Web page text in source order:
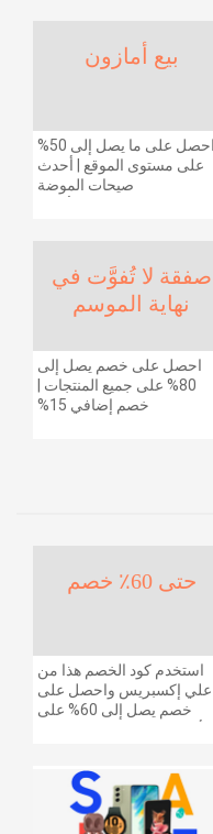
بيع أمازون
احصل على ما يصل إلى 50%
على مستوى الموقع | أحدث
صيحات الموضة
صفقة لا تُفوَّت في
نهاية الموسم
احصل على خصم يصل إلى
80% على جميع المنتجات |
خصم إضافي 15%
حتى 60٪ خصم
استخدم كود الخصم هذا من
علي إكسبريس واحصل على
خصم يصل إلى 60% على
بقيمة 155 دولارًا أمريكيًا على
الطلبات التي تزيد قيمتها عن
1425 ريالًا سعوديًا | شحن مج